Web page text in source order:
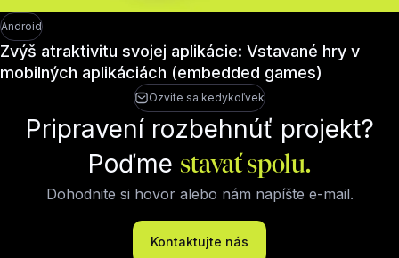
Android
Zvýš atraktivitu svojej aplikácie: Vstavané hry v
mobilných aplikáciách (embedded games)
Ozvite sa kedykoľvek
Pripravení rozbehnúť projekt?
Poďmestavať spolu.
Dohodnite si hovor alebo nám napíšte e-mail.
Kontaktujte nás